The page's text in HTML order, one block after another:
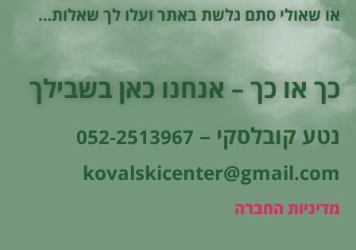
או שאולי סתם גלשת באתר ועלו לך שאלות…
כך או כך – אנחנו כאן בשבילך
נטע קובלסקי – 052-2513967
kovalskicenter@gmail.com
מדיניות החברה